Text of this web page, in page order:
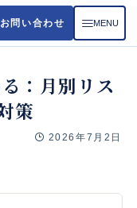
お問い合わせ MENU
：月別リス
策
2026年7月2日